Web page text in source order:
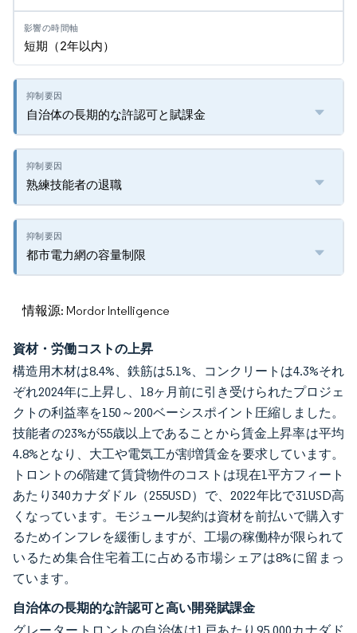
短期（2年以内）
自治体の長期的な許認可と賦課金
熟練技能者の退職
都市電力網の容量制限
情報源: Mordor Intelligence
資材・労働コストの上昇
構造用木材は8.4%、鉄筋は5.1%、コンクリートは4.3%それ
ぞれ2024年に上昇し、18ヶ月前に引き受けられたプロジェ
クトの利益率を150～200ベーシスポイント圧縮しました。
技能者の23%が55歳以上であることから賃金上昇率は平均
4.8%となり、大工や電気工が割増賃金を要求しています。
トロントの6階建て賃貸物件のコストは現在1平方フィート
あたり340カナダドル（255USD）で、2022年比で31USD高
くなっています。モジュール契約は資材を前払いで購入す
るためインフレを緩衝しますが、工場の稼働枠が限られて
いるため集合住宅着工に占める市場シェアは8%に留まっ
ています。
自治体の長期的な許認可と高い開発賦課金